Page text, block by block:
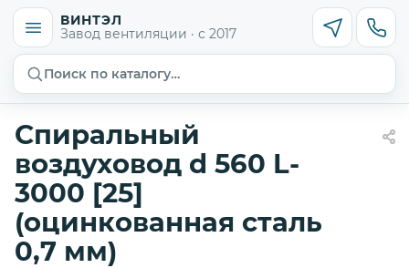
ВИНТЭЛ
Завод вентиляции · с 2017
Поиск по каталогу…
Спиральный
воздуховод d 560 L-
3000 [25]
(оцинкованная сталь
0,7 мм)